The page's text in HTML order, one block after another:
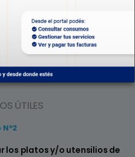
ÚTILES
los platos y/o utensilios de